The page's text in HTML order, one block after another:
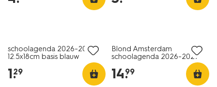
schoolagenda 2026-2027
12.5x18cm basis blauw
1.
29
Blond Amsterdam
schoolagenda 2026-2027
14.
99